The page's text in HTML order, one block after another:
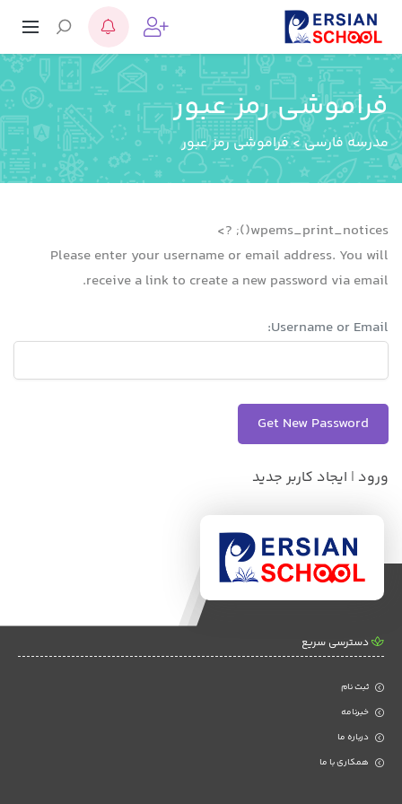
فراموشی رمز عبور
مدرسه فارسی>فراموشی رمز عبور
wpems_print_notices(); ?>
Please enter your username or email address. You will
receive a link to create a new password via email.
Username or Email:
ورود | ایجاد کاربر جدید
دسترسی سریع
ثبت نام
خبرنامه
درباره ما
همکاری با ما